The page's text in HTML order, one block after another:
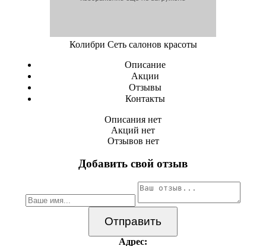
Колибри Сеть салонов красоты
Описание
Акции
Отзывы
Контакты
Описания нет
Акций нет
Отзывов нет
Добавить свой отзыв
Адрес: